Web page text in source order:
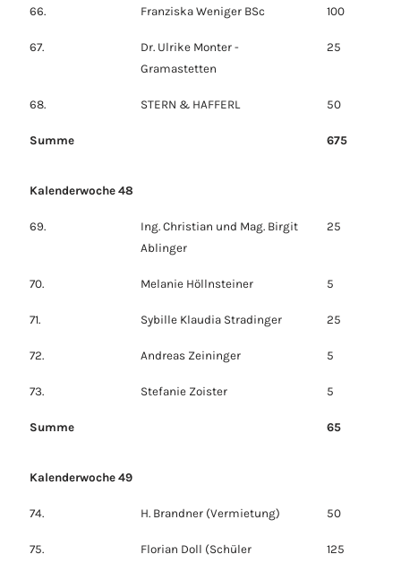
66. Franziska Weniger BSc 100
67.
Dr. Ulrike Monter -
Gramastetten
25
68. STERN & HAFFERL 50
Summe 675
Kalenderwoche 48
69.
Ing. Christian und Mag. Birgit
Ablinger
25
70. Melanie Höllnsteiner 5
71. Sybille Klaudia Stradinger 25
72. Andreas Zeininger 5
73. Stefanie Zoister 5
Summe 65
Kalenderwoche 49
74. H. Brandner (Vermietung) 50
75.
Florian Doll (Schüler
125